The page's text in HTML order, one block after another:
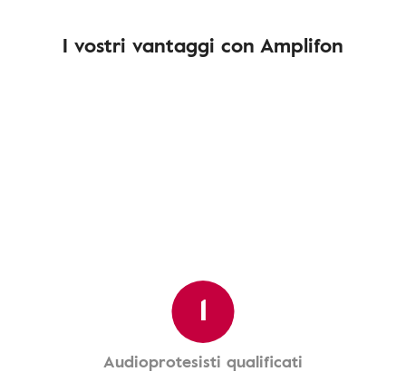
I vostri vantaggi con Amplifon
1
Audioprotesisti qualificati